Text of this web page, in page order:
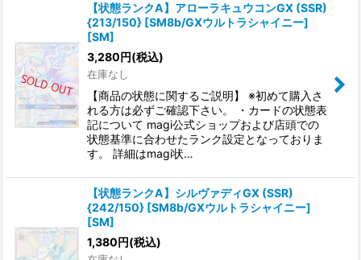
【状態ランクA】アローラキュウコンGX (SSR)
{213/150} [SM8b/GXウルトラシャイニー]
[SM]
3,280円(税込)
在庫なし
【商品の状態に関するご説明】 ※初めて購入さ
れる方は必ずご確認下さい。 ・カードの状態表
記について magi公式ショップおよび店頭での
状態基準に合わせたランク設定となっておりま
す。 詳細はmagi状…
【状態ランクA】シルヴァディGX (SSR)
{242/150} [SM8b/GXウルトラシャイニー]
[SM]
1,380円(税込)